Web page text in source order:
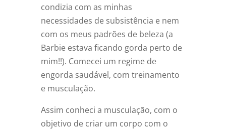
condizia com as minhas
necessidades de subsistência e nem
com os meus padrões de beleza (a
Barbie estava ficando gorda perto de
mim!!). Comecei um regime de
engorda saudável, com treinamento
e musculação.
Assim conheci a musculação, com o
objetivo de criar um corpo com o